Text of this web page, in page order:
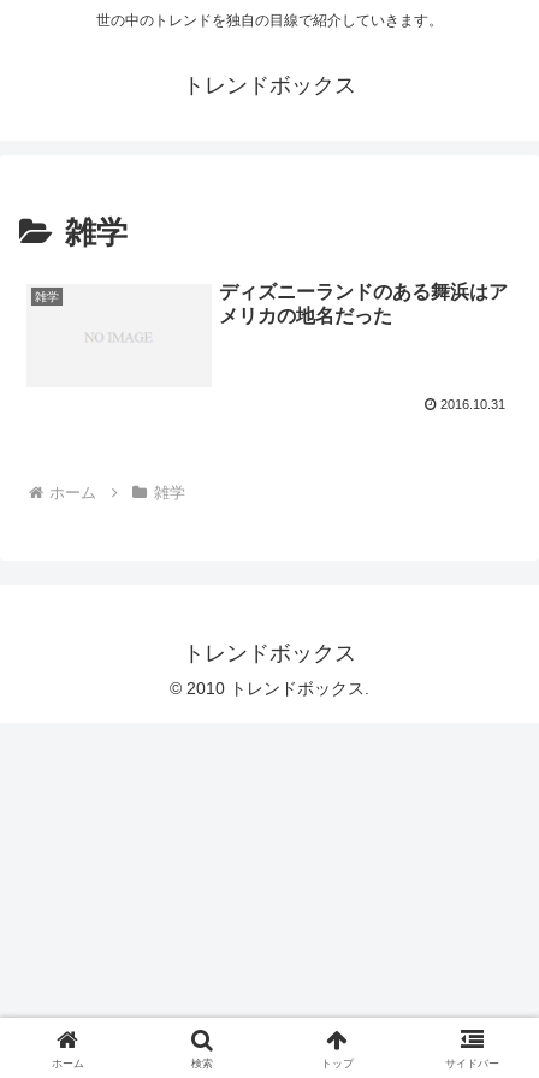
世の中のトレンドを独自の目線で紹介していきます。
トレンドボックス
雑学
雑学
ディズニーランドのある舞浜はア
メリカの地名だった
2016.10.31
ホーム 雑学
トレンドボックス
© 2010 トレンドボックス.
ホーム 検索 トップ サイドバー